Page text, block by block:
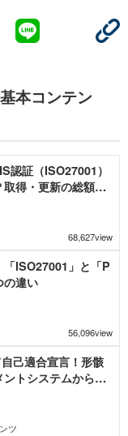
本コンテン
68,627view
認証（ISO27001）
得・更新の総額と
56,096view
「ISO27001」と「P
の違い
ツ
己適合宣言！形骸
トシステムからの